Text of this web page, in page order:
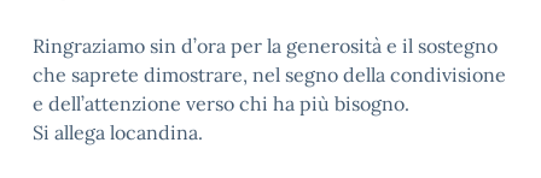
Ringraziamo sin d’ora per la generosità e il sostegno
che saprete dimostrare, nel segno della condivisione
e dell’attenzione verso chi ha più bisogno.
Si allega locandina.